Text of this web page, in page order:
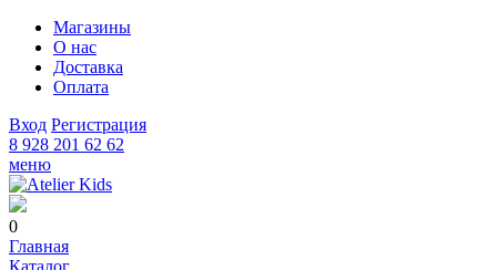
Магазины
О нас
Доставка
Оплата
Вход Регистрация
8 928 201 62 62
меню
0
Главная
Каталог